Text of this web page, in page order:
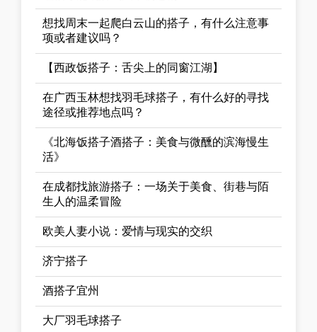
想找周末一起爬白云山的搭子，有什么注意事
项或者建议吗？
【西政饭搭子：舌尖上的同窗江湖】
在广西玉林想找羽毛球搭子，有什么好的寻找
途径或推荐地点吗？
《北海饭搭子酒搭子：美食与微醺的滨海慢生
活》
在成都找旅游搭子：一场关于美食、街巷与陌
生人的温柔冒险
欧美人妻小说：爱情与现实的交织
济宁搭子
酒搭子宜州
大厂羽毛球搭子